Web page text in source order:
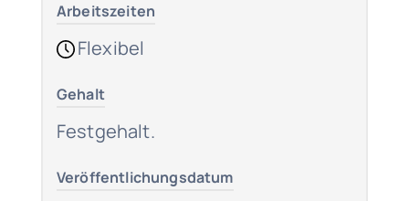
Arbeitszeiten
Flexibel
Gehalt
Festgehalt.
Veröffentlichungsdatum